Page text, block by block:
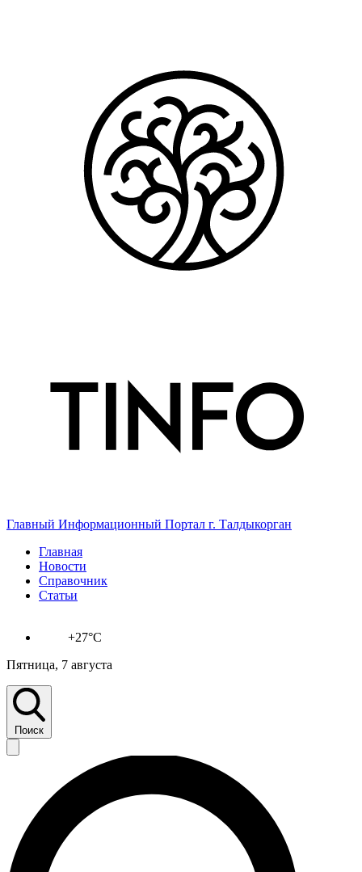
Главный Информационный Портал г. Талдыкорган
Главная
Новости
Справочник
Статьи
+27°C
Пятница, 7 августа
Поиск